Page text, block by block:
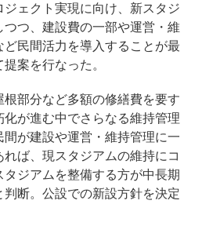
ェクト実現に向け、新スタジ
つ、建設費の一部や運営・維
民間活力を導入することが最
案を行なった。
部分など多額の修繕費を要す
が進む中でさらなる維持管理
が建設や運営・維持管理に一
ば、現スタジアムの維持にコ
ジアムを整備する方が中長期
断。公設での新設方針を決定